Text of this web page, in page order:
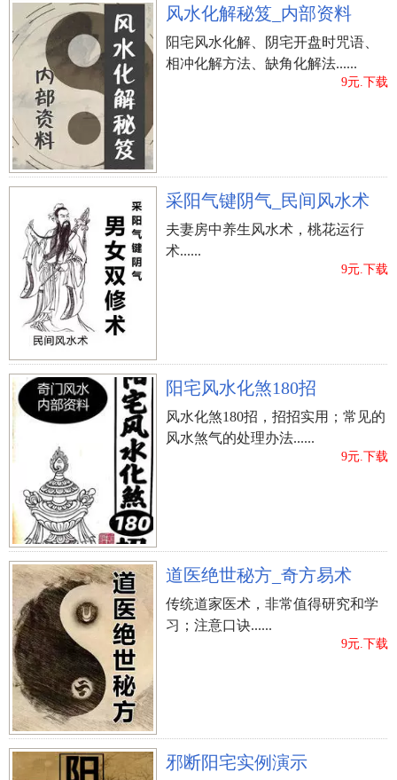
风水化解秘笈_内部资料
阳宅风水化解、阴宅开盘时咒语、
相冲化解方法、缺角化解法......
9元.下载
采阳气键阴气_民间风水术
夫妻房中养生风水术，桃花运行
术......
9元.下载
阳宅风水化煞180招
风水化煞180招，招招实用；常见的
风水煞气的处理办法......
9元.下载
道医绝世秘方_奇方易术
传统道家医术，非常值得研究和学
习；注意口诀......
9元.下载
邪断阳宅实例演示